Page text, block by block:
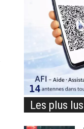
Les plus lus